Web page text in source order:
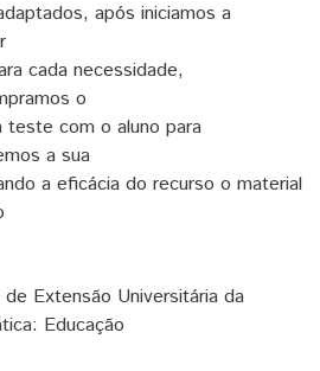
após iniciamos a
cada necessidade,
o
teste com o aluno para
a sua
a eficácia do recurso o material
Extensão Universitária da
Educação